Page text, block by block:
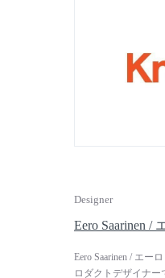
コラボレーション
Always”を信条に、
経った現在でも、
続けています。往
ド・バーバー＆ジ
フィス・パブリッ
Designer
Eero Saarinen /
Eero Saarinen / エー
ロダクトデザイナ